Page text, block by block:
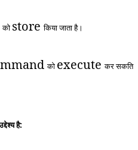
को storeकिया जाता है।
को executeकर सकति
है: